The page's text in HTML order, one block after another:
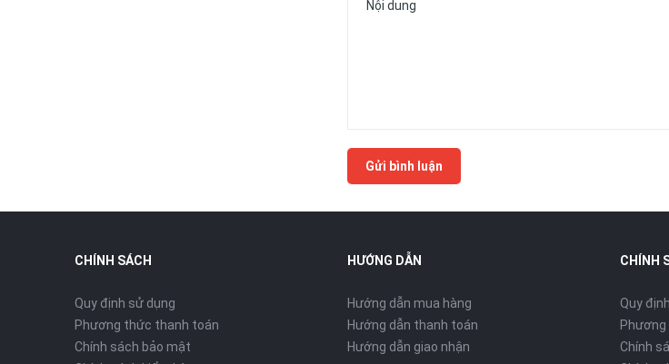
Gửi bình luận
CHÍNH SÁCH
Quy định sử dụng
Phương thức thanh toán
Chính sách bảo mật
HƯỚNG DẪN
Hướng dẫn mua hàng
Hướng dẫn thanh toán
Hướng dẫn giao nhận
CHÍNH
Quy
Chính